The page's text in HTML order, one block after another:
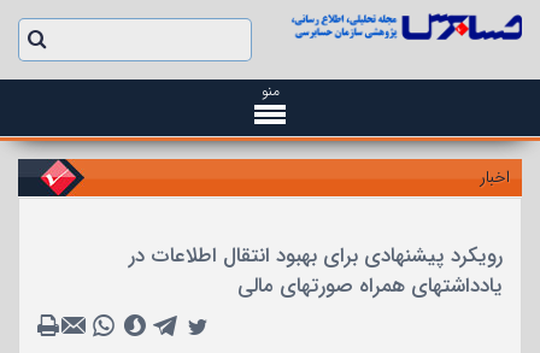
منو
اخبار
رویکرد پیشنهادی برای بهبود انتقال اطلاعات در
یادداشتهای همراه صورتهای مالی